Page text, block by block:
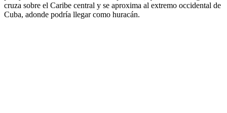
cruza sobre el Caribe central y se aproxima al extremo occidental de
Cuba, adonde podría llegar como huracán.